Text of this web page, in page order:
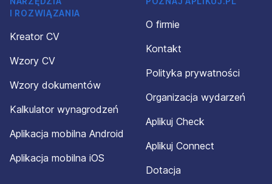
I ROZWIĄZANIA
Kreator CV
Wzory CV
Wzory dokumentów
Kalkulator wynagrodzeń
Aplikacja mobilna Android
Aplikacja mobilna iOS
O firmie
Kontakt
Polityka prywatności
Organizacja wydarzeń
Aplikuj Check
Aplikuj Connect
Dotacja